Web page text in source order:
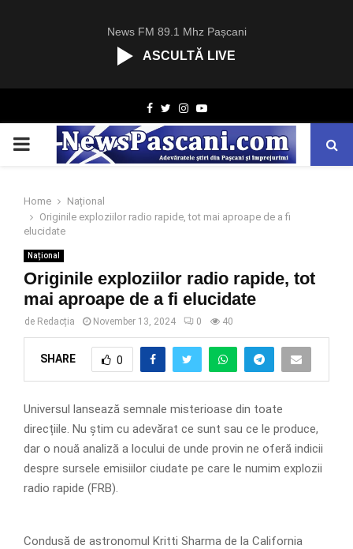
News FM 89.1 Mhz Pașcani
ASCULTĂ LIVE
Facebook
TwitterInstagram
Youtube
PRIMARY
Home
Național
Originile exploziilor radio rapide, tot mai aproape de a fi
elucidate
Național
Originile exploziilor radio rapide, tot
mai aproape de a fi elucidate
de Redacția November 13, 2024 0 40
SHARE 0
Universul lansează semnale misterioase din toate
direcțiile. Nu știm cu adevărat ce sunt sau ce le produce,
dar o nouă analiză a locului de unde provin ne oferă indicii
despre sursele emisiilor ciudate pe care le numim explozii
radio rapide (FRB).
Condusă de astronomul Kritti Sharma de la California